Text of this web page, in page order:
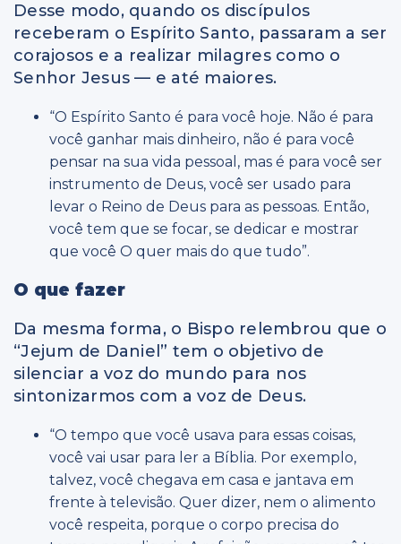
Desse modo, quando os discípulos
receberam o Espírito Santo, passaram a ser
corajosos e a realizar milagres como o
Senhor Jesus — e até maiores.
“O Espírito Santo é para você hoje. Não é para
você ganhar mais dinheiro, não é para você
pensar na sua vida pessoal, mas é para você ser
instrumento de Deus, você ser usado para
levar o Reino de Deus para as pessoas. Então,
você tem que se focar, se dedicar e mostrar
que você O quer mais do que tudo”.
O que fazer
Da mesma forma, o Bispo relembrou que o
“Jejum de Daniel” tem o objetivo de
silenciar a voz do mundo para nos
sintonizarmos com a voz de Deus.
“O tempo que você usava para essas coisas,
você vai usar para ler a Bíblia. Por exemplo,
talvez, você chegava em casa e jantava em
frente à televisão. Quer dizer, nem o alimento
você respeita, porque o corpo precisa do